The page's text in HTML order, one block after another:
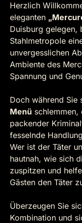
Herzlich
eleganten
Duisburg gelegen,
Stahlmetropole
unvergesslichen
Ambiente des
Spannung und
Doch während Sie
Menü schlemmen,
packender
fesselnde
Wer ist der Täter
hautnah, wie sich
zuspitzen und
Gästen den Täter
Überzeugen Sie
Kombination und